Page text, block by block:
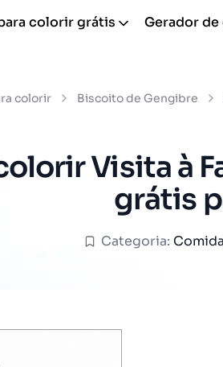
colorir grátis Gerador
colorir Biscoito de Gengibre
Visita à
grátis
Categoria: Comida